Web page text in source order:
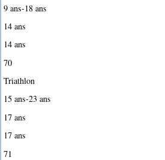
9 ans-18 ans
14 ans
14 ans
70
Triathlon
15 ans-23 ans
17 ans
17 ans
71